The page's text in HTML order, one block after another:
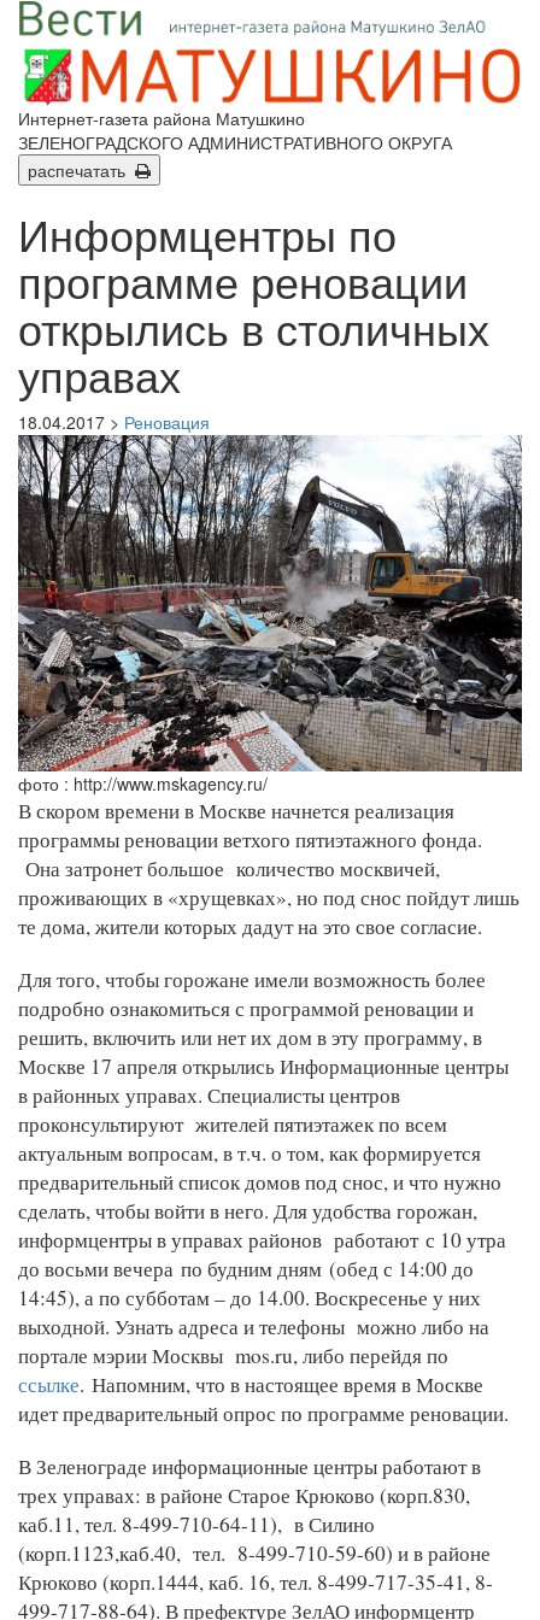
Интернет-газета района Матушкино
ЗЕЛЕНОГРАДСКОГО АДМИНИСТРАТИВНОГО ОКРУГА
распечатать
Информцентры по
программе реновации
открылись в столичных
управах
18.04.2017 > Реновация
фото : http://www.mskagency.ru/
В скором времени в Москве начнется реализация
программы реновации ветхого пятиэтажного фонда.
Она затронет большое количество москвичей,
проживающих в «хрущевках», но под снос пойдут лишь
те дома, жители которых дадут на это свое согласие.
Для того, чтобы горожане имели возможность более
подробно ознакомиться с программой реновации и
решить, включить или нет их дом в эту программу, в
Москве 17 апреля открылись Информационные центры
в районных управах. Специалисты центров
проконсультируют жителей пятиэтажек по всем
актуальным вопросам, в т.ч. о том, как формируется
предварительный список домов под снос, и что нужно
сделать, чтобы войти в него. Для удобства горожан,
информцентры в управах районов работают с 10 утра
до восьми вечера по будним дням (обед с 14:00 до
14:45), а по субботам – до 14.00. Воскресенье у них
выходной. Узнать адреса и телефоны можно либо на
портале мэрии Москвы mos.ru, либо перейдя по
ссылке. Напомним, что в настоящее время в Москве
идет предварительный опрос по программе реновации.
В Зеленограде информационные центры работают в
трех управах: в районе Старое Крюково (корп.830,
каб.11, тел. 8-499-710-64-11), в Силино
(корп.1123,каб.40, тел. 8-499-710-59-60) и в районе
Крюково (корп.1444, каб. 16, тел. 8-499-717-35-41, 8-
499-717-88-64). В префектуре ЗелАО информцентр